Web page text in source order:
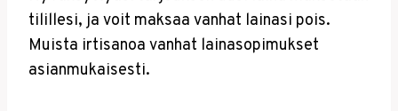
tilillesi, ja voit maksaa vanhat lainasi pois.
Muista irtisanoa vanhat lainasopimukset
asianmukaisesti.